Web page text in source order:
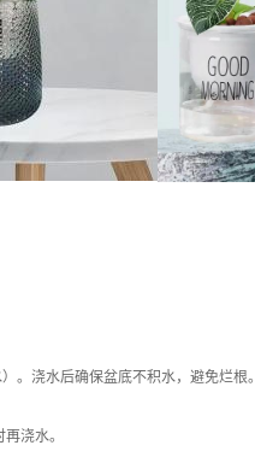
。浇水后确保盆底不积水，避免烂根。
浇水。